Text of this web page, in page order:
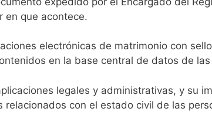
en que acontece.
electrónicas de matrimonio con
en la base central de datos de
legales y administrativas, y su
con el estado civil de las